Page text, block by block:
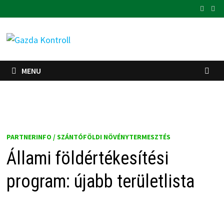
to
content
MENU
PARTNERINFO / SZÁNTÓFÖLDI NÖVÉNYTERMESZTÉS
Állami földértékesítési
program: újabb területlista